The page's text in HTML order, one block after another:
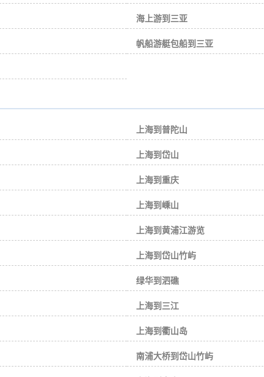
海上游到三亚
帆船游艇包船到三亚
上海到普陀山
上海到岱山
上海到重庆
上海到嵊山
上海到黄浦江游览
上海到岱山竹屿
绿华到泗礁
上海到三江
上海到衢山岛
南浦大桥到岱山竹屿